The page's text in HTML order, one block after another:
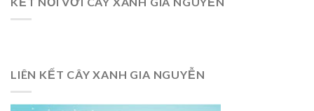
LIÊN KẾT CÂY XANH GIA NGUYỄN